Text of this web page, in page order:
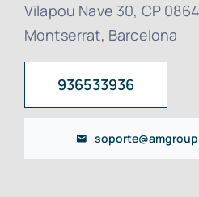
Vilapou Nave 30, CP
Montserrat, Barcelona
936533936